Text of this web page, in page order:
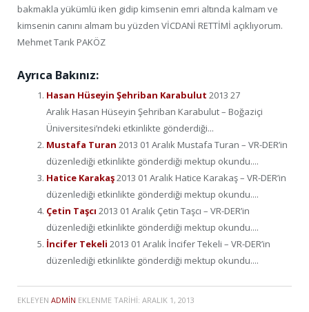
bakmakla yükümlü iken gidip kimsenin emri altında kalmam ve
kimsenin canını almam bu yüzden VİCDANİ RETTİMİ açıklıyorum.
Mehmet Tarık PAKÖZ
Ayrıca Bakınız:
Hasan Hüseyin Şehriban Karabulut 2013 27
Aralık Hasan Hüseyin Şehriban Karabulut – Boğaziçi
Üniversitesi’ndeki etkinlikte gönderdiği...
Mustafa Turan 2013 01 Aralık Mustafa Turan – VR-DER’in
düzenlediği etkinlikte gönderdiği mektup okundu....
Hatice Karakaş2013 01 Aralık Hatice Karakaş – VR-DER’in
düzenlediği etkinlikte gönderdiği mektup okundu....
Çetin Taşcı 2013 01 Aralık Çetin Taşcı – VR-DER’in
düzenlediği etkinlikte gönderdiği mektup okundu....
İncifer Tekeli 2013 01 Aralık İncifer Tekeli – VR-DER’in
düzenlediği etkinlikte gönderdiği mektup okundu....
EKLEYEN ADMIN EKLENME TARIHI: ARALIK 1, 2013